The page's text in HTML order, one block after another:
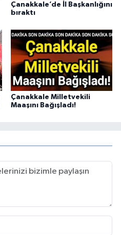
Çanakkale’de İl Başkanlığını
bıraktı
Çanakkale Milletvekili
Maaşını Bağışladı!